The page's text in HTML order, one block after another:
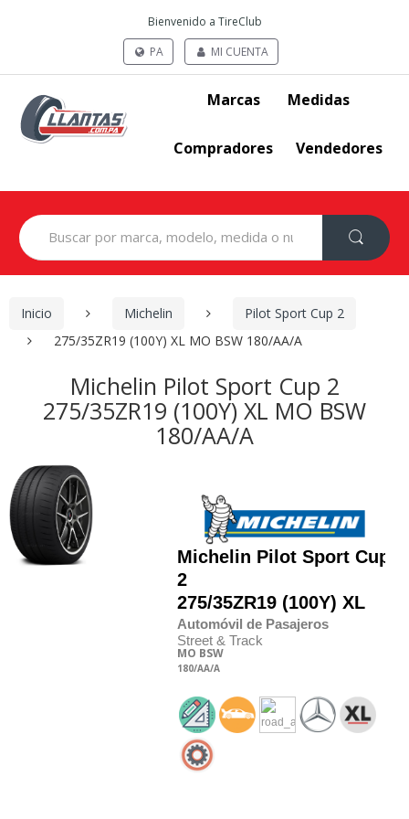
Bienvenido a TireClub
PA
MI CUENTA
Marcas Medidas
Compradores Vendedores
Search
for:
Inicio Michelin
Pilot Sport Cup 2
275/35ZR19 (100Y) XL MO BSW 180/AA/A
Michelin Pilot Sport Cup 2
275/35ZR19 (100Y) XL MO BSW
180/AA/A
Michelin Pilot Sport Cup
2
275/35ZR19 (100Y) XL
Automóvil de Pasajeros
Street & Track
MO BSW
180/AA/A